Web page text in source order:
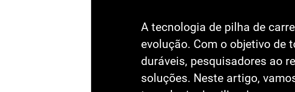
A tecnologia de pilha de
evolução. Com o objetivo de
duráveis, pesquisadores ao
soluções. Neste artigo,